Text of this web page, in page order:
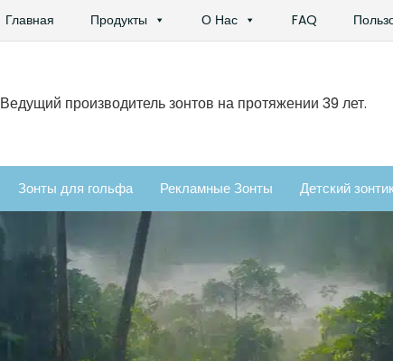
Главная Продукты О Нас FAQ
Ведущий производитель зонтов на протяжении 39 лет.
Зонты для гольфа Рекламные Зонты Детский